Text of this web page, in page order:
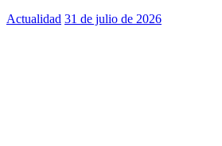
Actualidad 31 de julio de 2026